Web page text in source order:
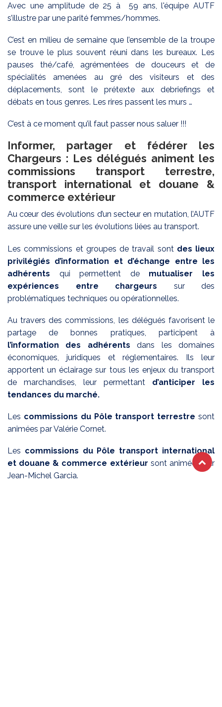
Avec une amplitude de 25 à 59 ans, l'équipe AUTF
s’illustre par une parité femmes/hommes.
C’est en milieu de semaine que l’ensemble de la troupe
se trouve le plus souvent réuni dans les bureaux. Les
pauses thé/café, agrémentées de douceurs et de
spécialités amenées au gré des visiteurs et des
déplacements, sont le prétexte aux debriefings et
débats en tous genres. Les rires passent les murs …
C’est à ce moment qu’il faut passer nous saluer !!!
Informer, partager et fédérer les
Chargeurs : Les délégués animent les
commissions transport terrestre,
transport international et douane &
commerce extérieur
Au cœur des évolutions d’un secteur en mutation, l’AUTF
assure une veille sur les évolutions liées au transport.
Les commissions et groupes de travail sont des lieux
privilégiés d’information et d’échange entre les
adhérents qui permettent de mutualiser les
expériences entre chargeurs sur des
problématiques techniques ou opérationnelles.
Au travers des commissions, les délégués favorisent le
partage de bonnes pratiques, participent à
l’information des adhérents dans les domaines
économiques, juridiques et réglementaires. Ils leur
apportent un éclairage sur tous les enjeux du transport
de marchandises, leur permettant d’anticiper les
tendances du marché.
Les commissions du Pôle transport terrestre sont
animées par Valérie Cornet.
Les commissions du Pôle transport international
et douane & commerce extérieur sont animées par
Jean-Michel Garcia.